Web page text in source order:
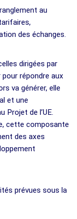
au
des échanges.
dirigées par
répondre aux
va générer, elle
et une
Projet de l’UE.
cette composante
des axes
prévues sous la